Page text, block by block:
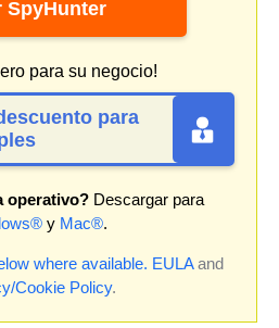
SpyHunter
para su negocio!
para
operativo? Descargar para
y Mac®.
where available. EULAand
Cookie Policy.